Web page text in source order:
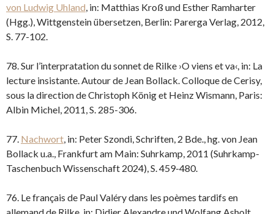
von Ludwig Uhland, in: Matthias Kroß und Esther Ramharter
(Hgg.), Wittgenstein übersetzen, Berlin: Parerga Verlag, 2012,
S. 77-102.
78. Sur l’interpratation du sonnet de Rilke ›O viens et va‹, in: La
lecture insistante. Autour de Jean Bollack. Colloque de Cerisy,
sous la direction de Christoph König et Heinz Wismann, Paris:
Albin Michel, 2011, S. 285-306.
77. Nachwort, in: Peter Szondi, Schriften, 2 Bde., hg. von Jean
Bollack u.a., Frankfurt am Main: Suhrkamp, 2011 (Suhrkamp-
Taschenbuch Wissenschaft 2024), S. 459-480.
76. Le français de Paul Valéry dans les poèmes tardifs en